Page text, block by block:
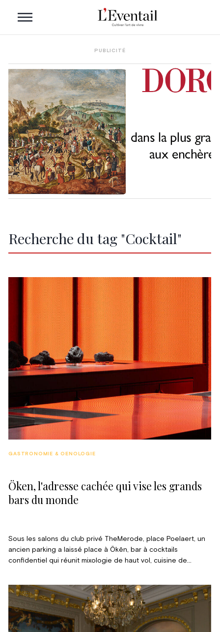
PUBLICITÉ
Recherche du tag "Cocktail"
Öken, l'adresse cachée qui vise les grands
bars du monde
GASTRONOMIE & OENOLOGIE
Sous les salons du club privé TheMerode, place Poelaert, un
ancien parking a laissé place à Ökēn, bar à cocktails
confidentiel qui réunit mixologie de haut vol, cuisine de
plus scénographiées de la nuit bruxelloise.